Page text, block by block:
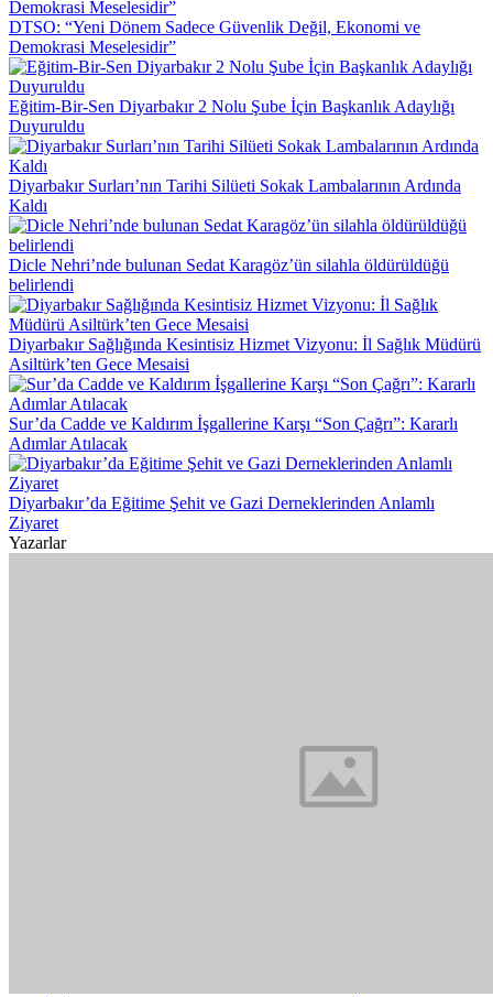
DTSO: “Yeni Dönem Sadece Güvenlik Değil, Ekonomi ve
Demokrasi Meselesidir”
Eğitim-Bir-Sen Diyarbakır 2 Nolu Şube İçin Başkanlık Adaylığı
Duyuruldu
Diyarbakır Surları’nın Tarihi Silüeti Sokak Lambalarının Ardında
Kaldı
Dicle Nehri’nde bulunan Sedat Karagöz’ün silahla öldürüldüğü
belirlendi
Diyarbakır Sağlığında Kesintisiz Hizmet Vizyonu: İl Sağlık Müdürü
Asiltürk’ten Gece Mesaisi
Sur’da Cadde ve Kaldırım İşgallerine Karşı “Son Çağrı”: Kararlı
Adımlar Atılacak
Diyarbakır’da Eğitime Şehit ve Gazi Derneklerinden Anlamlı
Ziyaret
Yazarlar